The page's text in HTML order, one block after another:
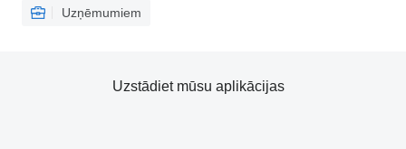
Uzņēmumiem
Uzstādiet mūsu aplikācijas